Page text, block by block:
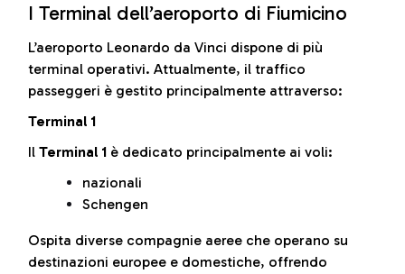
I Terminal dell’aeroporto di Fiumicino
L’aeroporto Leonardo da Vinci dispone di più
terminal operativi. Attualmente, il traffico
passeggeri è gestito principalmente attraverso:
Terminal 1
Il Terminal 1 è dedicato principalmente ai voli:
nazionali
Schengen
Ospita diverse compagnie aeree che operano su
destinazioni europee e domestiche, offrendo